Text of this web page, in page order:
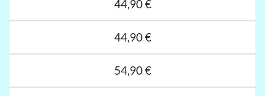
44,90 €
44,90 €
54,90 €